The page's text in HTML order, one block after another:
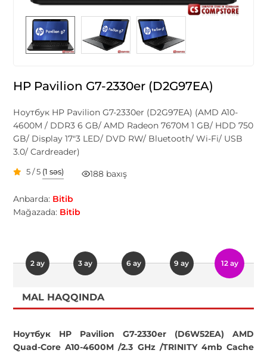
HP Pavilion G7-2330er (D2G97EA)
Ноутбук HP Pavilion G7-2330er (D2G97EA) (AMD A10-
4600M / DDR3 6 GB/ AMD Radeon 7670M 1 GB/ HDD 750
GB/ Display 17"3 LED/ DVD RW/ Bluetooth/ Wi-Fi/ USB
3.0/ Cardreader)
5 / 5 (1 səs) 188 baxış
Anbarda: Bitib
Mağazada: Bitib
2 ay 3 ay 6 ay 9 ay 12 ay
MAL HAQQINDA
Ноутбук HP Pavilion G7-2330er (D6W52EA) AMD
Quad-Core A10-4600M /2.3 GHz /TRINITY 4mb Cache